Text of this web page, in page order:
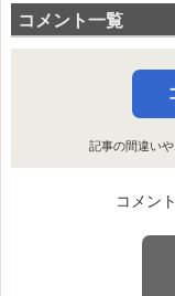
コメント一覧
記事の間違い
コメン